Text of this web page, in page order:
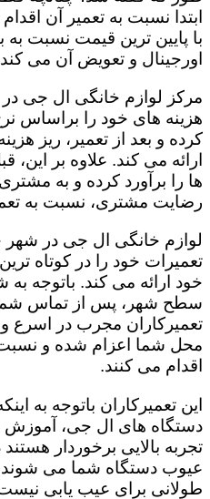
ابتدا نسبت به تعمیر آن
با پایین ترین قیمت نسبت به
اورجینال و تعویض آن می
مرکز لوازم خانگی ال جی
هزینه های خود را براساس
کرده و بعد از تعمیر، ریز
ارائه می کند. علاوه بر این،
ها را برآورد کرده و به
رضایت مشتری، نسبت به
لوازم خانگی ال جی در شهر
تعمیرات خود را در کوتاه
خود ارائه می کند. باتوجه
سطح شهر، پس از تماس شما
تعمیرکاران مجرب در اسرع
محل شما اعزام شده و نسبت
اقدام می کنند.
این تعمیرکاران باتوجه به
دستگاه های ال جی، آموزش
تجربه بالایی برخوردار
عیوب دستگاه شما می شوند
طولانی برای عیب یابی